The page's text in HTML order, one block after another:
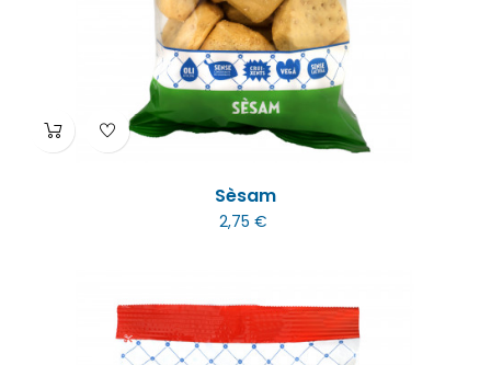
Sèsam
2,75 €